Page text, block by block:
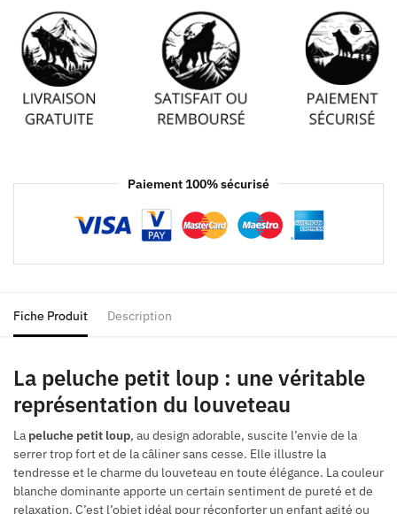
Paiement 100% sécurisé
Fiche Produit Description
La peluche petit loup : une véritable
représentation du louveteau
La peluche petit loup, au design adorable, suscite l’envie de la
serrer trop fort et de la câliner sans cesse. Elle illustre la
tendresse et le charme du louveteau en toute élégance. La couleur
blanche dominante apporte un certain sentiment de pureté et de
relaxation. C’est l’objet idéal pour réconforter un enfant agité ou